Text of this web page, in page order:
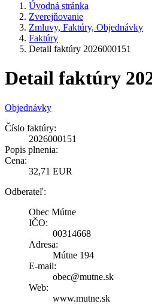
Úvodná stránka
Zverejňovanie
Zmluvy, Faktúry, Objednávky
Faktúry
Detail faktúry 2026000151
Detail faktúry
Objednávky
Číslo faktúry:
2026000151
Popis plnenia:
Cena:
32,71 EUR
Odberateľ:
Obec Mútne
IČO:
00314668
Adresa:
Mútne 194
E-mail:
obec@mutne.sk
Web:
www.mutne.sk